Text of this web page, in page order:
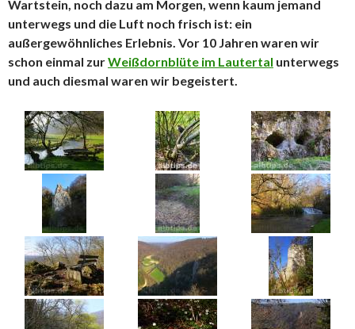
Wartstein, noch dazu am Morgen, wenn kaum jemand
unterwegs und die Luft noch frisch ist: ein
außergewöhnliches Erlebnis. Vor 10 Jahren waren wir
schon einmal zurWeißdornblüte im Lautertal unterwegs
und auch diesmal waren wir begeistert.